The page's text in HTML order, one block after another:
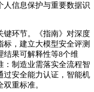
人信息保护与重要数据识
键环节。《指南》对深度
，建立大模型安全评测
结果可解释性等8个维
：制造业需落实全流程智
过安全能力认证，智能机
重标准。